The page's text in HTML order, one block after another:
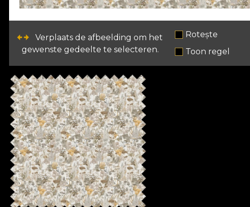
Verplaats de afbeelding om het
gewenste gedeelte te selecteren.
Rotește
Toon regel